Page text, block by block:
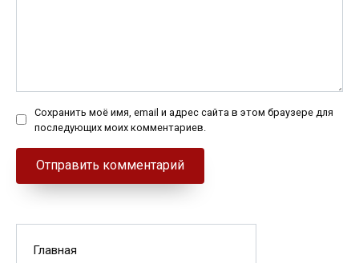
Сохранить моё имя, email и адрес сайта в этом браузере для
последующих моих комментариев.
Главная